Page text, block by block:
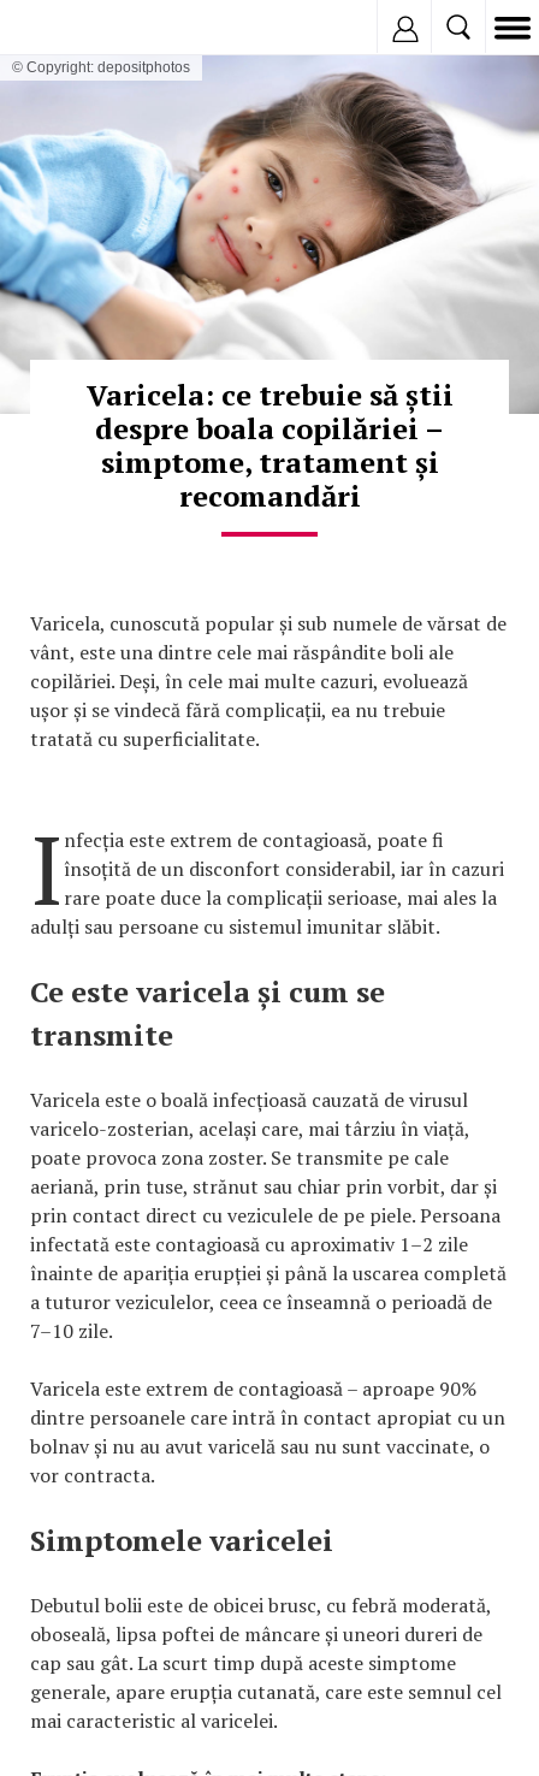
© Copyright: depositphotos
Varicela: ce trebuie să știi
despre boala copilăriei –
simptome, tratament și
recomandări
Varicela, cunoscută popular și sub numele de vărsat de
vânt, este una dintre cele mai răspândite boli ale
copilăriei. Deși, în cele mai multe cazuri, evoluează
ușor și se vindecă fără complicații, ea nu trebuie
tratată cu superficialitate.
I nfecția este extrem de contagioasă, poate fi
însoțită de un disconfort considerabil, iar în cazuri
rare poate duce la complicații serioase, mai ales la
adulți sau persoane cu sistemul imunitar slăbit.
Ce este varicela și cum se
transmite
Varicela este o boală infecțioasă cauzată de virusul
varicelo-zosterian, același care, mai târziu în viață,
poate provoca zona zoster. Se transmite pe cale
aeriană, prin tuse, strănut sau chiar prin vorbit, dar și
prin contact direct cu veziculele de pe piele. Persoana
infectată este contagioasă cu aproximativ 1–2 zile
înainte de apariția erupției și până la uscarea completă
a tuturor veziculelor, ceea ce înseamnă o perioadă de
7–10 zile.
Varicela este extrem de contagioasă – aproape 90%
dintre persoanele care intră în contact apropiat cu un
bolnav și nu au avut varicelă sau nu sunt vaccinate, o
vor contracta.
Simptomele varicelei
Debutul bolii este de obicei brusc, cu febră moderată,
oboseală, lipsa poftei de mâncare și uneori dureri de
cap sau gât. La scurt timp după aceste simptome
generale, apare erupția cutanată, care este semnul cel
mai caracteristic al varicelei.